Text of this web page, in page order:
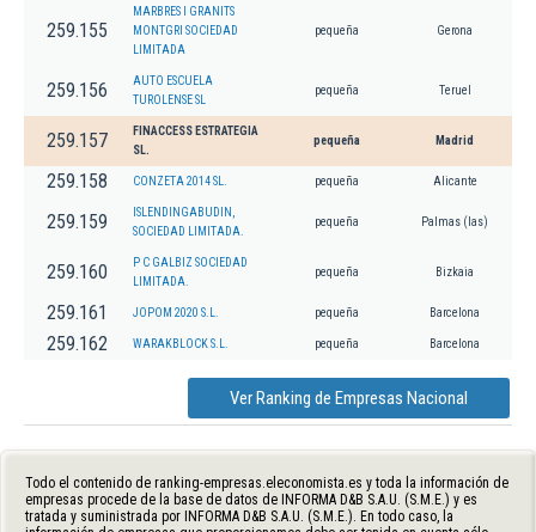
259.155
MARBRES I GRANITS
MONTGRI SOCIEDAD
LIMITADA
pequeña Gerona
259.156
AUTO ESCUELA
TUROLENSE SL
pequeña Teruel
259.157
FINACCESS ESTRATEGIA
SL.
pequeña Madrid
259.158 CONZETA 2014 SL. pequeña Alicante
259.159
ISLENDINGABUDIN,
SOCIEDAD LIMITADA.
pequeña Palmas (las)
259.160
P C GALBIZ SOCIEDAD
LIMITADA.
pequeña Bizkaia
259.161 JOPOM 2020 S.L. pequeña Barcelona
259.162 WARAKBLOCK S.L. pequeña Barcelona
Ver Ranking de Empresas Nacional
Todo el contenido de ranking-empresas.eleconomista.es y toda la información de
empresas procede de la base de datos de INFORMA D&B S.A.U. (S.M.E.) y es
tratada y suministrada por INFORMA D&B S.A.U. (S.M.E.). En todo caso, la